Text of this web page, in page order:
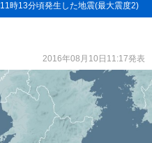
11時13分頃発生した地震(最大震度2)
2016年08月10日11:17発表